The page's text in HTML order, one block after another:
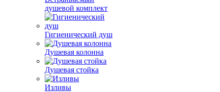
душевой комплект
Гигиенический душ
Душевая колонна
Душевая стойка
Изливы